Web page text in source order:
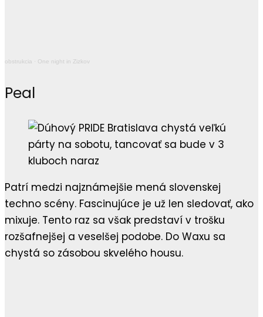
obstrukcia · One night in Zizkov
Peal
Patrí medzi najznámejšie mená slovenskej
techno scény. Fascinujúce je už len sledovať, ako
mixuje. Tento raz sa však predstaví v trošku
rozšafnejšej a veselšej podobe. Do Waxu sa
chystá so zásobou skvelého housu.